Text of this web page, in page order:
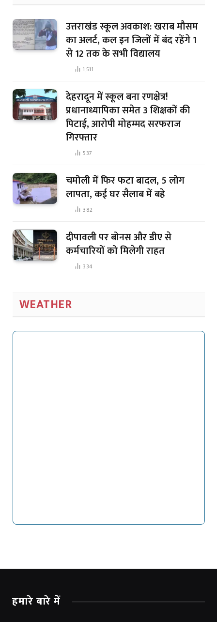
उत्तराखंड स्कूल अवकाश: खराब मौसम
का अलर्ट, कल इन जिलों में बंद रहेंगे 1
से 12 तक के सभी विद्यालय
1,511
देहरादून में स्कूल बना रणक्षेत्र!
प्रधानाध्यापिका समेत 3 शिक्षकों की
पिटाई, आरोपी मोहम्मद सरफराज
गिरफ्तार
537
चमोली में फिर फटा बादल, 5 लोग
लापता, कई घर सैलाब में बहे
382
दीपावली पर बोनस और डीए से
कर्मचारियों को मिलेगी राहत
334
WEATHER
हमारे बारे में